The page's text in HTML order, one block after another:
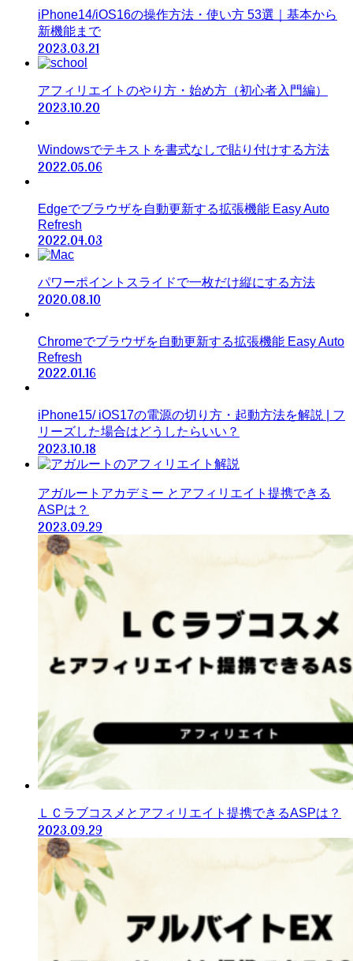
iPhone14/iOS16の操作方法・使い方 53選｜基本から
新機能まで
2023.03.21
アフィリエイトのやり方・始め方（初心者入門編）
2023.10.20
Windowsでテキストを書式なしで貼り付けする方法
2022.05.06
Edgeでブラウザを自動更新する拡張機能 Easy Auto
Refresh
2022.04.03
パワーポイントスライドで一枚だけ縦にする方法
2020.08.10
Chromeでブラウザを自動更新する拡張機能 Easy Auto
Refresh
2022.01.16
iPhone15/ iOS17の電源の切り方・起動方法を解説 | フ
リーズした場合はどうしたらいい？
2023.10.18
アガルートアカデミー とアフィリエイト提携できる
ASPは？
2023.09.29
ＬＣラブコスメとアフィリエイト提携できるASPは？
2023.09.29